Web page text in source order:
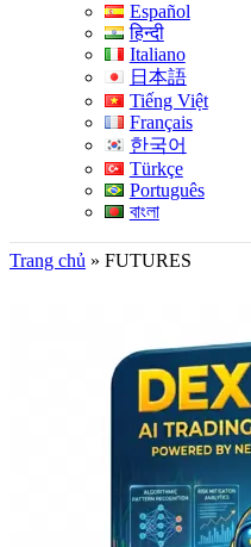
Español
हिन्दी
Italiano
日本語
Tiếng Việt
Français
한국어
Türkçe
Português
বাংলা
Trang chủ » FUTURES